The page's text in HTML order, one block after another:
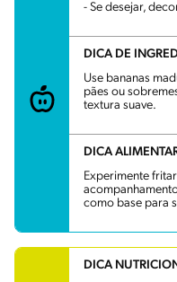
- Se desejar,
DICA DE
Use bananas
pães ou
textura suave.
DICA
Experimente
como base para
DICA